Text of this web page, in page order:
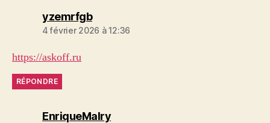
yzemrfgbdit :
4 février 2026 à 12:36
https://askoff.ru
RÉPONDRE
EnriqueMalrydit :